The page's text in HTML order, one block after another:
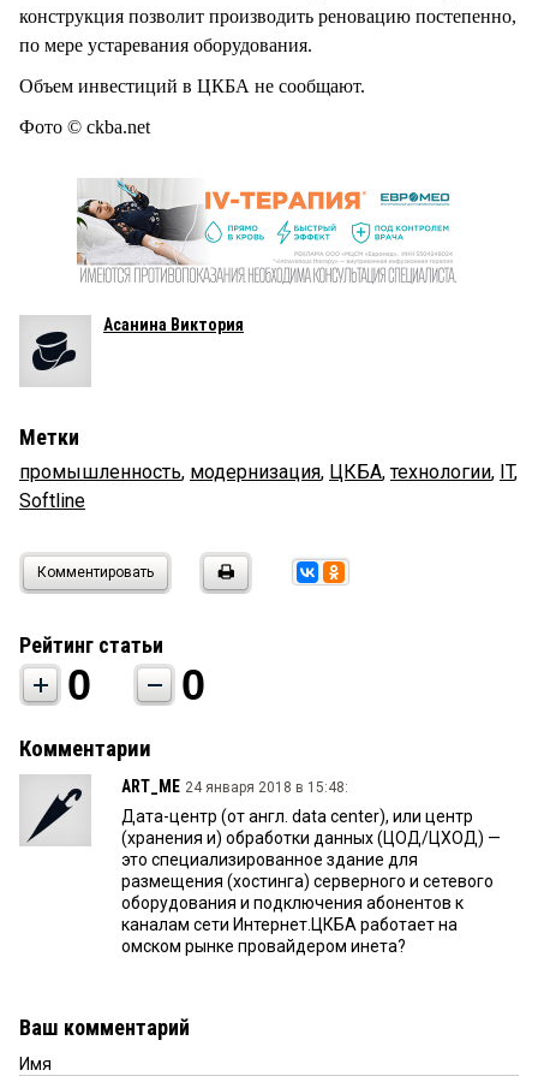
конструкция позволит производить реновацию постепенно,
по мере устаревания оборудования.
Объем инвестиций в ЦКБА не сообщают.
Фото © ckba.net
Асанина Виктория
Метки
промышленность, модернизация, ЦКБА,технологии, IT,
Softline
Комментировать
Рейтинг статьи
0 0
Комментарии
ART_ME 24 января 2018 в 15:48:
Дата-центр (от англ. data center), или центр
(хранения и) обработки данных (ЦОД/ЦХОД) —
это специализированное здание для
размещения (хостинга) серверного и сетевого
оборудования и подключения абонентов к
каналам сети Интернет.ЦКБА работает на
омском рынке провайдером инета?
Ваш комментарий
Имя